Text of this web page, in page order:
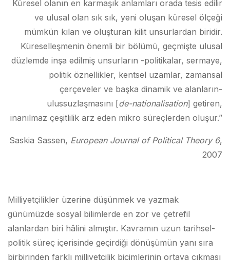
Küresel olanın en karmaşık anlamları orada tesis edilir
ve ulusal olan sık sık, yeni oluşan küresel ölçeği
mümkün kılan ve oluşturan kilit unsurlardan biridir.
Küreselleşmenin önemli bir bölümü, geçmişte ulusal
düzlemde inşa edilmiş unsurların -politikalar, sermaye,
politik öznellikler, kentsel uzamlar, zamansal
çerçeveler ve başka dinamik ve alanların-
ulussuzlaşmasını [de-nationalisation] getiren,
inanılmaz çeşitlilik arz eden mikro süreçlerden oluşur.”
Saskia Sassen, European Journal of Political Theory 6,
2007
Milliyetçilikler üzerine düşünmek ve yazmak
günümüzde sosyal bilimlerde en zor ve çetrefil
alanlardan biri hâlini almıştır. Kavramın uzun tarihsel-
politik süreç içerisinde geçirdiği dönüşümün yanı sıra
birbirinden farklı milliyetçilik biçimlerinin ortaya çıkması